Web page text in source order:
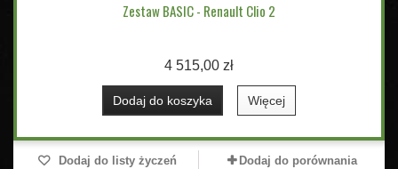
Zestaw BASIC - Renault Clio 2
4 515,00 zł
Dodaj do koszyka Więcej
Dodaj do listy życzeń Dodaj do porównania